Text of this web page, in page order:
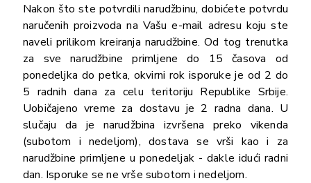
Nakon što ste potvrdili narudžbinu, dobićete potvrdu
naručenih proizvoda na Vašu e-mail adresu koju ste
naveli prilikom kreiranja narudžbine. Od tog trenutka
za sve narudžbine primljene do 15 časova od
ponedeljka do petka, okvirni rok isporuke je od 2 do
5 radnih dana za celu teritoriju Republike Srbije.
Uobičajeno vreme za dostavu je 2 radna dana. U
slučaju da je narudžbina izvršena preko vikenda
(subotom i nedeljom), dostava se vrši kao i za
narudžbine primljene u ponedeljak - dakle idući radni
dan. Isporuke se ne vrše subotom i nedeljom.